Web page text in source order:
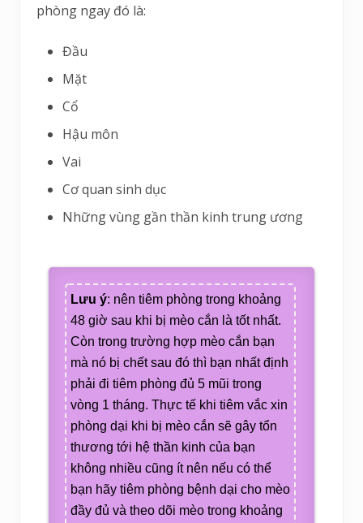
phòng ngay đó là:
Đầu
Mặt
Cổ
Hậu môn
Vai
Cơ quan sinh dục
Những vùng gần thần kinh trung ương
Lưu ý: nên tiêm phòng trong khoảng
48 giờ sau khi bị mèo cắn là tốt nhất.
Còn trong trường hợp mèo cắn bạn
mà nó bị chết sau đó thì bạn nhất định
phải đi tiêm phòng đủ 5 mũi trong
vòng 1 tháng. Thực tế khi tiêm vắc xin
phòng dại khi bị mèo cắn sẽ gây tổn
thương tới hệ thần kinh của bạn
không nhiều cũng ít nên nếu có thể
bạn hãy tiêm phòng bệnh dại cho mèo
đầy đủ và theo dõi mèo trong khoảng